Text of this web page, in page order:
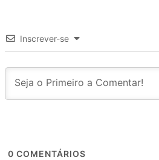
Inscrever-se
0 COMENTÁRIOS